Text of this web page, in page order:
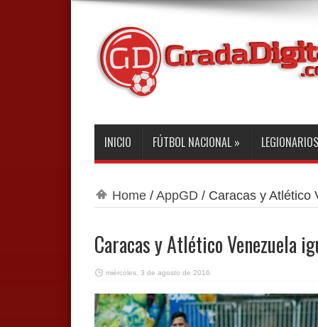
INICIO FÚTBOL NACIONAL » LEGIONARIOS
Home/ AppGD / Caracas y Atlético
Caracas y Atlético Venezuela
miércoles, 3 de agosto de 2016